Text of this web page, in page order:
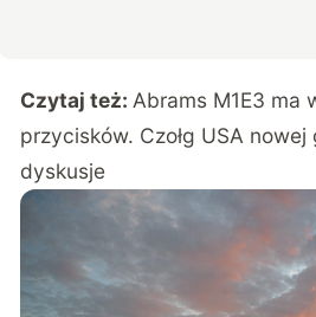
Czytaj też: Abrams M1E3 ma
przycisków. Czołg USA nowej
dyskusje